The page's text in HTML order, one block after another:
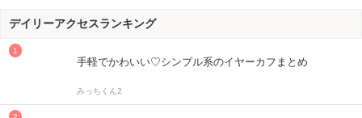
デイリーアクセスランキング
手軽でかわいい♡シンプル系のイヤーカフまとめ
みっちくん2